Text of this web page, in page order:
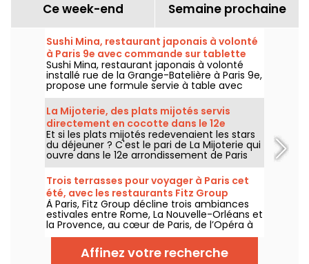
Ce week-end Semaine prochaine
Sushi Mina, restaurant japonais à volonté
à Paris 9e avec commande sur tablette
Sushi Mina, restaurant japonais à volonté
installé rue de la Grange-Batelière à Paris 9e,
propose une formule servie à table avec
commande sur tablette. Sushis, makis,
gyozas, brochettes et plats préparés à la
demande sont proposés midi et soir, du
mardi au dimanche.
La Mijoterie, des plats mijotés servis
directement en cocotte dans le 12e
arrondissement
Et si les plats mijotés redevenaient les stars
du déjeuner ? C'est le pari de La Mijoterie qui
ouvre dans le 12e arrondissement de Paris
avec une cuisine de longue cuisson
imaginée par le chef Augustin Garnier et
servie directement dans des cocottes.
Trois terrasses pour voyager à Paris cet
été, avec les restaurants Fitz Group
À Paris, Fitz Group décline trois ambiances
estivales entre Rome, La Nouvelle-Orléans et
la Provence, au cœur de Paris, de l’Opéra à
la Tour Eiffel. Chaque adresse, grâce à sa
terrasse, offre une escale à part entière,
sans quitter la capitale .
Affinez votre recherche